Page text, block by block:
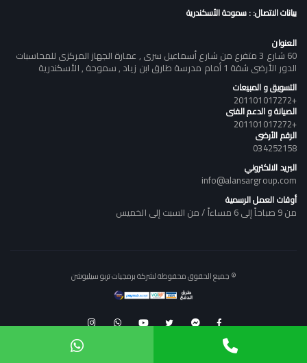
بيانات الاتصال: : سموحة الأسكندرية
العنوان
60 شارع 3 متفرع من شارع أسماعيل سرى , عمارة الجهاز المركزى للمحاسبات
الدور الأرضى شقة 1 أمام مدرسة طارق ابن زياد , سموحة , الأسكندرية
التسويق و المبيعات
+201101017272
الصيانة و الدعم الفنى
+201101017272
الرقم الأرضى
034252158
البريد الالكتروني
info@alansargroup.com
أوقات العمل الرسمية
من 9 صباحاً إلى 6 مساءاً / من السبت إلى الخميس
© جميع الحقوق محفوظة لشركة برمجيات تربو سيليوشن